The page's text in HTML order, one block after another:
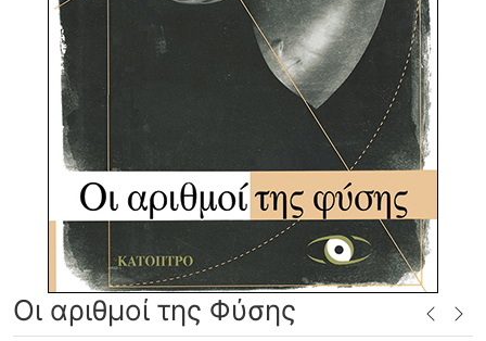
Οι αριθμοί της Φύσης